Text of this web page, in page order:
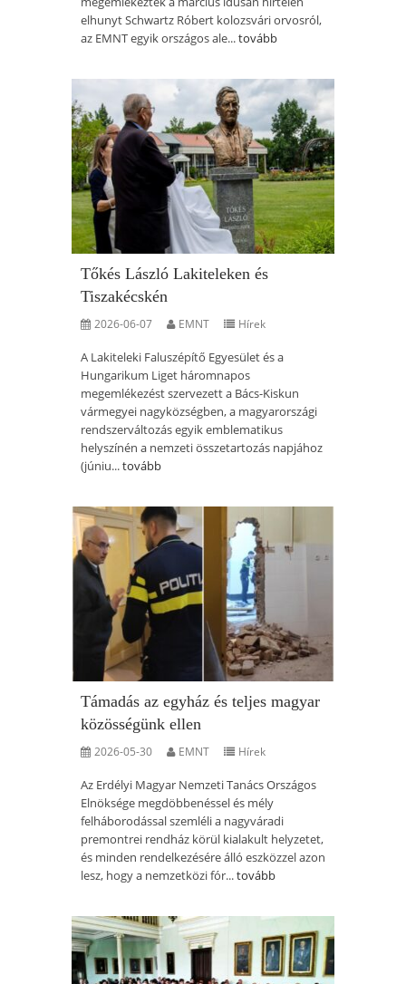
elhunyt Schwartz Róbert kolozsvári orvosról,
az EMNT egyik országos ale...tovább
Tőkés László Lakiteleken és
Tiszakécskén
2026-06-07 EMNT Hírek
A Lakiteleki Faluszépítő Egyesület és a
Hungarikum Liget háromnapos
megemlékezést szervezett a Bács-Kiskun
vármegyei nagyközségben, a magyarországi
rendszerváltozás egyik emblematikus
helyszínén a nemzeti összetartozás napjához
(júniu...tovább
Támadás az egyház és teljes magyar
közösségünk ellen
2026-05-30 EMNT Hírek
Az Erdélyi Magyar Nemzeti Tanács Országos
Elnöksége megdöbbenéssel és mély
felháborodással szemléli a nagyváradi
premontrei rendház körül kialakult helyzetet,
és minden rendelkezésére álló eszközzel azon
lesz, hogy a nemzetközi fór...tovább